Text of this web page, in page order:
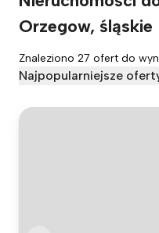
Orzegow, śląskie
Znaleziono 27 ofert do
Najpopularniejsze